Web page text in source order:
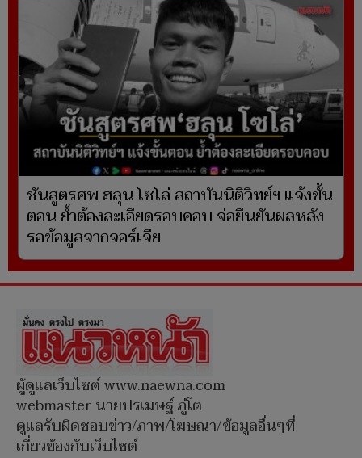
ชันสูตรศพ ฮลุน โซโล่ สถาบันนิติวิทย์ฯ แจ้งขั้น
ตอน ย้ำต้องละเอียดรอบคอบ จ่อยืนยันผลหลัง
รอข้อมูลจากจอร์เจีย
ผู้ดูแลเว็บไซต์ www.naewna.com
webmaster นายปรเมษฐ์ ภู่โต
ดูแลรับผิดชอบข่าว/ภาพ/โฆษณา/ข้อมูลอื่นๆที่
เกี่ยวข้องกับเว็บไซต์